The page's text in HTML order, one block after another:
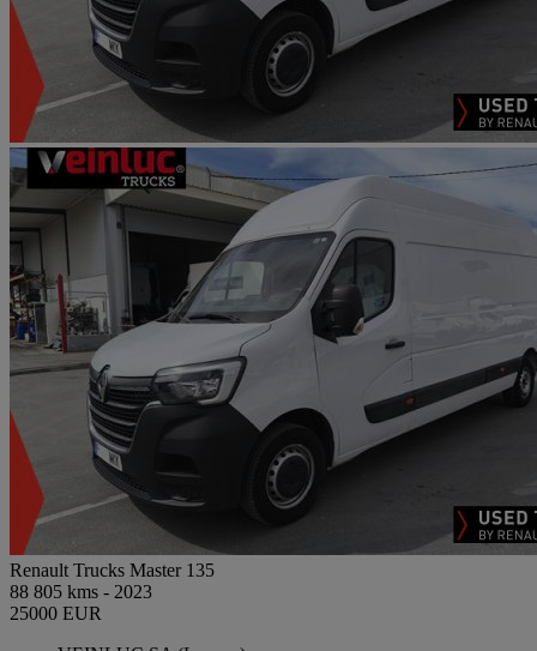
Renault Trucks Master 135
88 805 kms - 2023
25000 EUR